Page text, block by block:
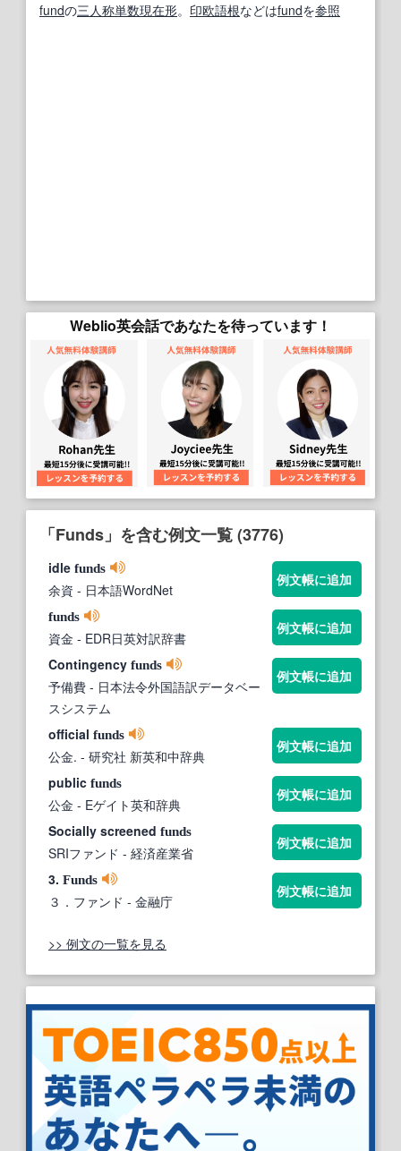
fundの三人称単数現在形。 印欧語根などはfundを参照
Weblio英会話であなたを待っています！
「Funds」を含む例文一覧 (3776)
idle funds
余資 - 日本語WordNet
例文帳に追加
funds
資金 - EDR日英対訳辞書
例文帳に追加
Contingency funds
予備費 - 日本法令外国語訳データベー
スシステム
例文帳に追加
official funds
公金. - 研究社 新英和中辞典
例文帳に追加
public funds
公金 - Eゲイト英和辞典
例文帳に追加
Socially screened funds
SRIファンド - 経済産業省
例文帳に追加
3. Funds
３．ファンド - 金融庁
例文帳に追加
>> 例文の一覧を見る